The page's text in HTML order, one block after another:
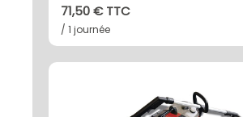
71,50 € TTC
/ 1 journée